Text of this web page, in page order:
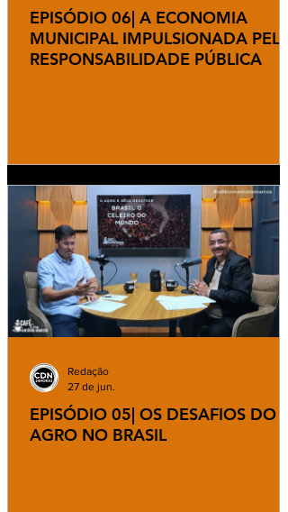
EPISÓDIO 06| A ECONOMIA
MUNICIPAL IMPULSIONADA PELA
RESPONSABILIDADE PÚBLICA
EPISÓDIO 05| OS DESAFIOS DO
AGRO NO BRASIL
Redação
27 de jun.